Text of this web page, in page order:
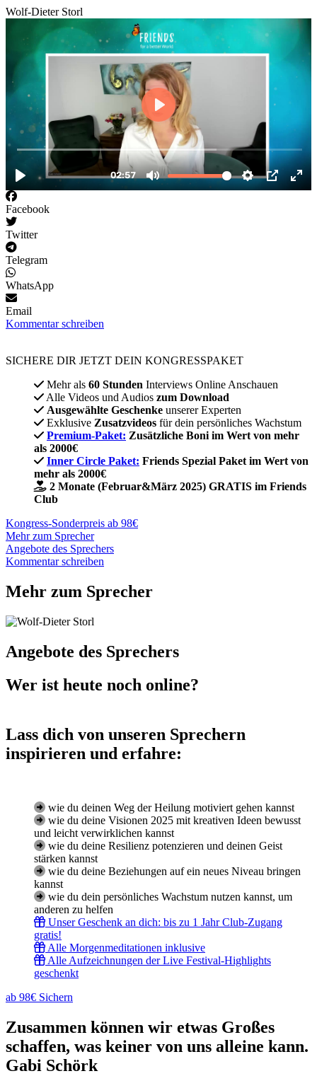
Wolf-Dieter Storl
Facebook
Twitter
Telegram
WhatsApp
Email
Kommentar schreiben
SICHERE DIR JETZT DEIN KONGRESSPAKET​
Mehr als 60 Stunden Interviews Online Anschauen
Alle Videos und Audios zum Download
Ausgewählte Geschenke unserer Experten
Exklusive Zusatzvideos für dein persönliches Wachstum
Premium-Paket: Zusätzliche Boni im Wert von mehr
als 2000€
Inner Circle Paket: Friends Spezial Paket im Wert von
mehr als 2000€
2 Monate (Februar&März 2025) GRATIS im Friends
Club
Kongress-Sonderpreis ab 98€
Mehr zum Sprecher
Angebote des Sprechers
Kommentar schreiben
Mehr zum Sprecher
Angebote des Sprechers
Wer ist heute noch online?
Lass dich von unseren Sprechern
inspirieren und erfahre:
wie du deinen Weg der Heilung motiviert gehen kannst
wie du deine Visionen 2025 mit kreativen Ideen bewusst
und leicht verwirklichen kannst
wie du deine Resilienz potenzieren und deinen Geist
stärken kannst
wie du deine Beziehungen auf ein neues Niveau bringen
kannst
wie du dein persönliches Wachstum nutzen kannst, um
anderen zu helfen
Unser Geschenk an dich: bis zu 1 Jahr Club-Zugang
gratis!
Alle Morgenmeditationen inklusive
Alle Aufzeichnungen der Live Festival-Highlights
geschenkt
ab 98€ Sichern
Zusammen können wir etwas Großes
schaffen, was keiner von uns alleine kann.
Gabi Schörk